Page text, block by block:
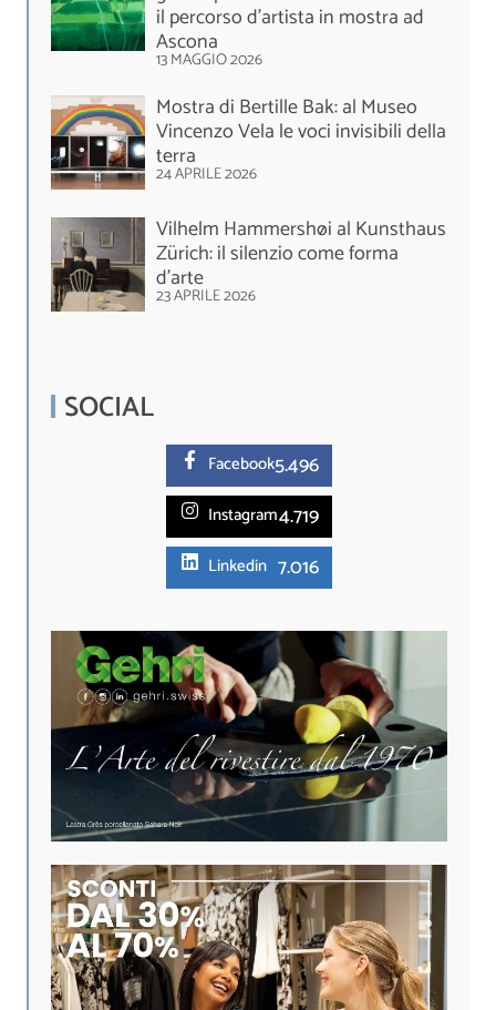
il percorso d'artista in mostra ad
Ascona
13 MAGGIO 2026
Mostra di Bertille Bak: al Museo
Vincenzo Vela le voci invisibili della
terra
24 APRILE 2026
Vilhelm Hammershøi al Kunsthaus
Zürich: il silenzio come forma
d’arte
23 APRILE 2026
SOCIAL
Facebook5.496
Instagram4.719
Linkedin 7.016